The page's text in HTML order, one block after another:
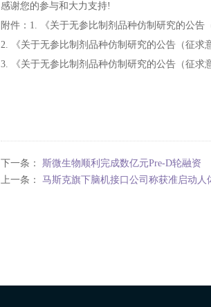
感谢您的参与和大力支持!
附件：1. 《关于无参比制剂品种仿制研究的公告
2. 《关于无参比制剂品种仿制研究的公告（征求
3. 《关于无参比制剂品种仿制研究的公告（征求
下一条： 斯微生物顺利完成数亿元Pre-D轮融资
上一条： 马斯克旗下脑机接口公司称获准启动人